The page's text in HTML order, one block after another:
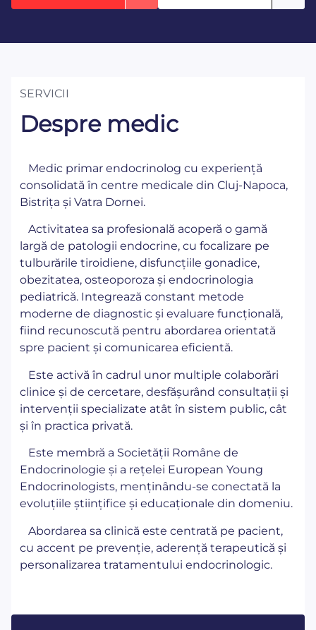
SERVICII
Despre medic
Medic primar endocrinolog cu experiență
consolidată în centre medicale din Cluj-Napoca,
Bistrița și Vatra Dornei.
Activitatea sa profesională acoperă o gamă
largă de patologii endocrine, cu focalizare pe
tulburările tiroidiene, disfuncțiile gonadice,
obezitatea, osteoporoza și endocrinologia
pediatrică. Integrează constant metode
moderne de diagnostic și evaluare funcțională,
fiind recunoscută pentru abordarea orientată
spre pacient și comunicarea eficientă.
Este activă în cadrul unor multiple colaborări
clinice și de cercetare, desfășurând consultații și
intervenții specializate atât în sistem public, cât
și în practica privată.
Este membră a Societății Române de
Endocrinologie și a rețelei European Young
Endocrinologists, menținându-se conectată la
evoluțiile științifice și educaționale din domeniu.
Abordarea sa clinică este centrată pe pacient,
cu accent pe prevenție, aderență terapeutică și
personalizarea tratamentului endocrinologic.